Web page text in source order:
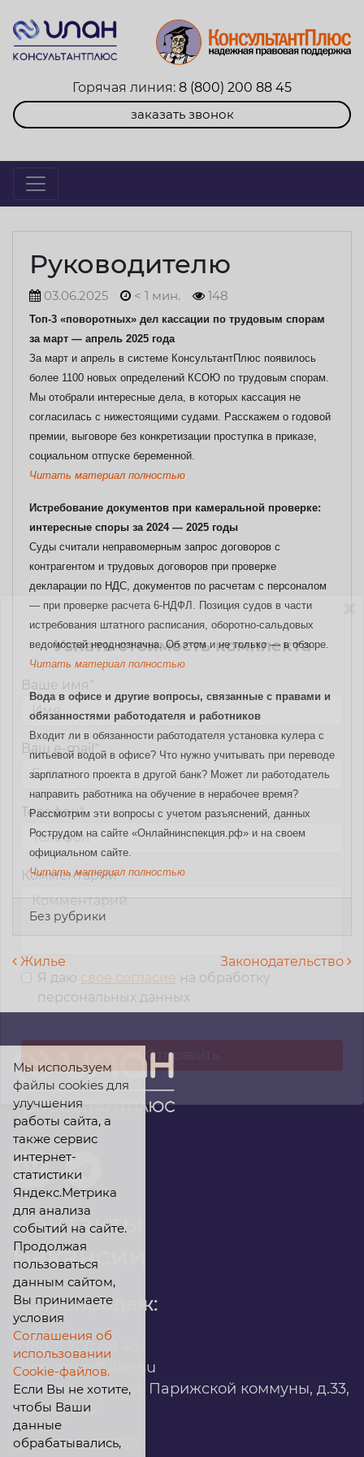
Горячая линия: 8 (800) 200 88 45
заказать звонок
Руководителю
03.06.2025 < 1 мин. 148
Топ-3 «поворотных» дел кассации по трудовым спорам
за март — апрель 2025 года
За март и апрель в системе КонсультантПлюс появилось
более 1100 новых определений КСОЮ по трудовым спорам.
Мы отобрали интересные дела, в которых кассация не
согласилась с нижестоящими судами. Расскажем о годовой
премии, выговоре без конкретизации проступка в приказе,
социальном отпуске беременной.
Читать материал полностью
Истребование документов при камеральной проверке:
интересные споры за 2024 — 2025 годы
Суды считали неправомерным запрос договоров с
контрагентом и трудовых договоров при проверке
декларации по НДС, документов по расчетам с персоналом
— при проверке расчета 6-НДФЛ. Позиция судов в части
истребования штатного расписания, оборотно-сальдовых
ведомостей неоднозначна. Об этом и не только — в обзоре.
Читать материал полностью
Вода в офисе и другие вопросы, связанные с правами и
обязанностями работодателя и работников
Входит ли в обязанности работодателя установка кулера с
питьевой водой в офисе? Что нужно учитывать при переводе
зарплатного проекта в другой банк? Может ли работодатель
направить работника на обучение в нерабочее время?
Рассмотрим эти вопросы с учетом разъяснений, данных
Рострудом на сайте «Онлайнинспекция.рф» и на своем
официальном сайте.
Читать материал полностью
Без рубрики
Навигация по записям
Жилье Законодательство
Контакты
Вакансии
Офис продаж:
infomarket@ilan.su
г. Красноярск, ул. Парижской коммуны, д.33,
помещ. 302
ИНН: 2465263327
Узнать стоимость комплекта
Ваше имя *
Ваш e-mail *
Телефон*
Комментарий
Я даю свое согласие на обработку
персональных данных
Мы используем
файлы cookies для
улучшения
работы сайта, а
также сервис
интернет-
статистики
Яндекс.Метрика
для анализа
событий на сайте.
Продолжая
пользоваться
данным сайтом,
Вы принимаете
условия
Соглашения об
использовании
Cookie-файлов.
Если Вы не хотите,
чтобы Ваши
данные
обрабатывались,